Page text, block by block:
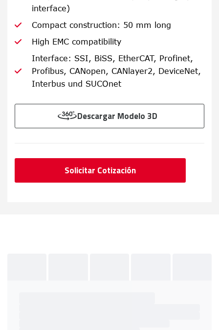
interface)
Compact construction: 50 mm long
High EMC compatibility
Interface: SSI, BiSS, EtherCAT, Profinet,
Profibus, CANopen, CANlayer2, DeviceNet,
Interbus und SUCOnet
Descargar Modelo 3D
Solicitar Cotización